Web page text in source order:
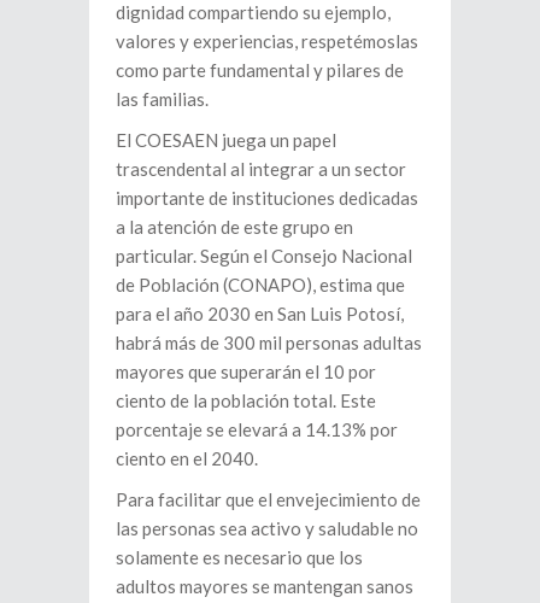
dignidad compartiendo su ejemplo,
valores y experiencias, respetémoslas
como parte fundamental y pilares de
las familias.
El COESAEN juega un papel
trascendental al integrar a un sector
importante de instituciones dedicadas
a la atención de este grupo en
particular. Según el Consejo Nacional
de Población (CONAPO), estima que
para el año 2030 en San Luis Potosí,
habrá más de 300 mil personas adultas
mayores que superarán el 10 por
ciento de la población total. Este
porcentaje se elevará a 14.13% por
ciento en el 2040.
Para facilitar que el envejecimiento de
las personas sea activo y saludable no
solamente es necesario que los
adultos mayores se mantengan sanos